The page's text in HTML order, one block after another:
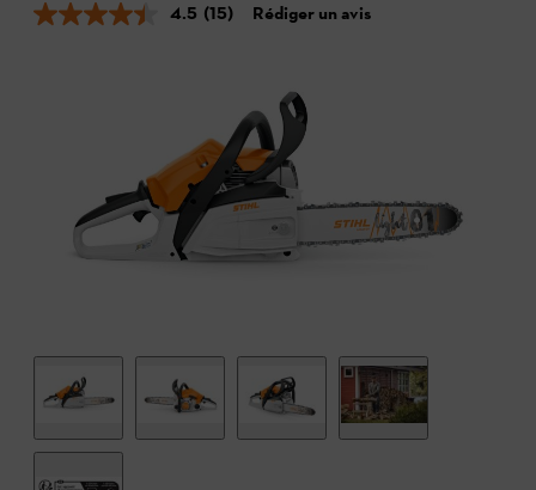
4.5 (15) Rédiger un avis